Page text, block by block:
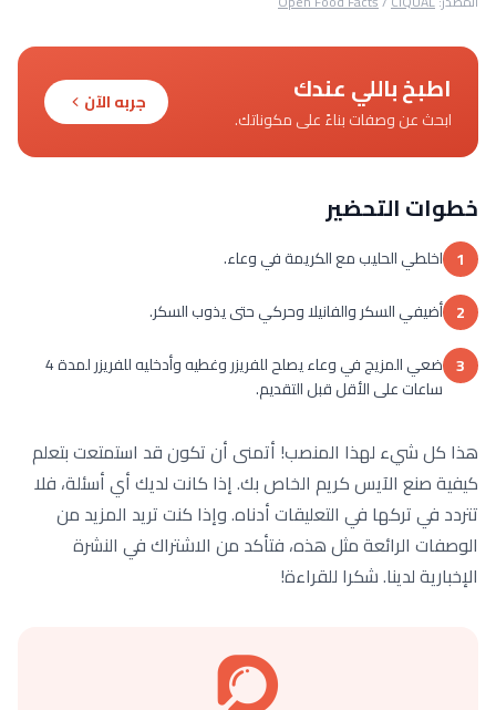
اطبخ باللي عندك
ابحث عن وصفات بناءً على مكوناتك.
جربه الآن
خطوات التحضير
1 اخلطي الحليب مع الكريمة في وعاء.
2 أضيفي السكر والفانيلا وحركي حتى يذوب السكر.
3
ضعي المزيج في وعاء يصلح للفريزر وغطيه وأدخليه للفريزر لمدة 4
ساعات على الأقل قبل التقديم.
هذا كل شيء لهذا المنصب! أتمنى أن تكون قد استمتعت بتعلم
كيفية صنع الآيس كريم الخاص بك. إذا كانت لديك أي أسئلة، فلا
تتردد في تركها في التعليقات أدناه. وإذا كنت تريد المزيد من
الوصفات الرائعة مثل هذه، فتأكد من الاشتراك في النشرة
الإخبارية لدينا. شكرا للقراءة!